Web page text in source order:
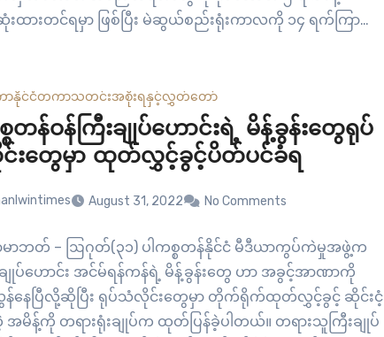
းထားတင်ရမှာ ဖြစ်ပြီး မဲဆွယ်စည်းရုံးကာလကို ၁၄ ရက်ကြာ
ာနိုင်ငံတကာသတင်းအစိုးရနှင့်လွှတ်တော်
စတန်ဝန်ကြီးချုပ်ဟောင်းရဲ့ မိန့်ခွန်းတွေရုပ်
းတွေမှာ ထုတ်လွှင့်ခွင့်ပိတ်ပင်ခံရ
August 31, 2022 No Comments
မာဘတ် – ဩဂုတ်(၃၁) ပါကစ္စတန်နိုင်ငံ မီဒီယာကွပ်ကဲမှုအဖွဲ့က
ချုပ်ဟောင်း အင်မ်ရန်ကန်ရဲ့ မိန့်ခွန်းတွေ ဟာ အခွင့်အာဏာကို
န်နေပြီလို့ဆိုပြီး ရုပ်သံလိုင်းတွေမှာ တိုက်ရိုက်ထုတ်လွှင့်ခွင့် ဆိုင်းငံ့
န့်ကို တရားရုံးချုပ်က ထုတ်ပြန်ခဲ့ပါတယ်။ တရားသူကြီးချုပ်